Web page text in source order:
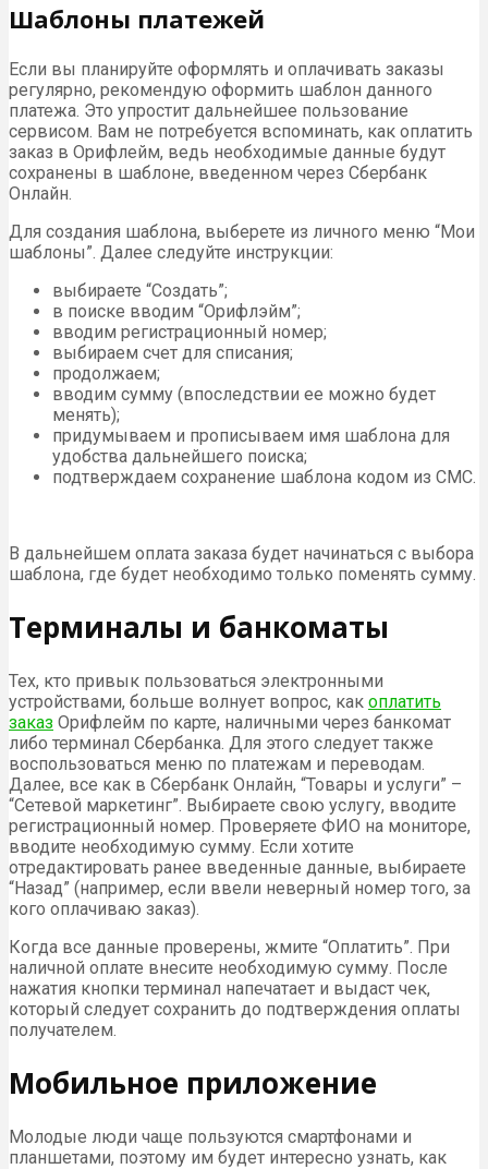
Шаблоны платежей
Если вы планируйте оформлять и оплачивать заказы
регулярно, рекомендую оформить шаблон данного
платежа. Это упростит дальнейшее пользование
сервисом. Вам не потребуется вспоминать, как оплатить
заказ в Орифлейм, ведь необходимые данные будут
сохранены в шаблоне, введенном через Сбербанк
Онлайн.
Для создания шаблона, выберете из личного меню “Мои
шаблоны”. Далее следуйте инструкции:
выбираете “Создать”;
в поиске вводим “Орифлэйм”;
вводим регистрационный номер;
выбираем счет для списания;
продолжаем;
вводим сумму (впоследствии ее можно будет
менять);
придумываем и прописываем имя шаблона для
удобства дальнейшего поиска;
подтверждаем сохранение шаблона кодом из СМС.
В дальнейшем оплата заказа будет начинаться с выбора
шаблона, где будет необходимо только поменять сумму.
Терминалы и банкоматы
Тех, кто привык пользоваться электронными
устройствами, больше волнует вопрос, как оплатить
заказ Орифлейм по карте, наличными через банкомат
либо терминал Сбербанка. Для этого следует также
воспользоваться меню по платежам и переводам.
Далее, все как в Сбербанк Онлайн, “Товары и услуги” –
“Сетевой маркетинг”. Выбираете свою услугу, вводите
регистрационный номер. Проверяете ФИО на мониторе,
вводите необходимую сумму. Если хотите
отредактировать ранее введенные данные, выбираете
“Назад” (например, если ввели неверный номер того, за
кого оплачиваю заказ).
Когда все данные проверены, жмите “Оплатить”. При
наличной оплате внесите необходимую сумму. После
нажатия кнопки терминал напечатает и выдаст чек,
который следует сохранить до подтверждения оплаты
получателем.
Мобильное приложение
Молодые люди чаще пользуются смартфонами и
планшетами, поэтому им будет интересно узнать, как